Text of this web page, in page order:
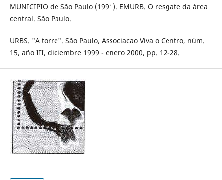
MUNICIPIO de São Paulo (1991). EMURB. O resgate da área
central. São Paulo.
URBS. "A torre". São Paulo, Associacao Viva o Centro, núm.
15, año III, diciembre 1999 - enero 2000, pp. 12-28.